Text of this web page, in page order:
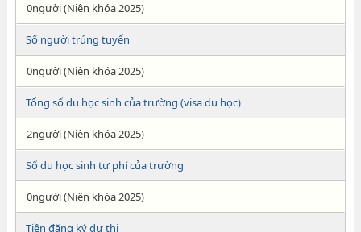
0người (Niên khóa 2025)
Số người trúng tuyển
0người (Niên khóa 2025)
Tổng số du học sinh của trường (visa du học)
2người (Niên khóa 2025)
Số du học sinh tư phí của trường
0người (Niên khóa 2025)
Tiền đăng ký dự thi